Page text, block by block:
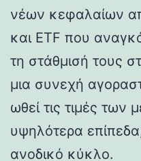
νέων κεφαλαίων
και ETF που
τη στάθμισή τους
μια συνεχή
ωθεί τις τιμές
υψηλότερα
ανοδικό κύκλο.